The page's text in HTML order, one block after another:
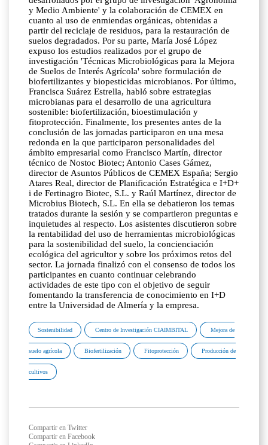
y Medio Ambiente' y la colaboración de CEMEX en
cuanto al uso de enmiendas orgánicas, obtenidas a
partir del reciclaje de residuos, para la restauración de
suelos degradados. Por su parte, María José López
expuso los estudios realizados por el grupo de
investigación 'Técnicas Microbiológicas para la Mejora
de Suelos de Interés Agrícola' sobre formulación de
biofertilizantes y biopesticidas microbianos. Por último,
Francisca Suárez Estrella, habló sobre estrategias
microbianas para el desarrollo de una agricultura
sostenible: biofertilización, bioestimulación y
fitoprotección. Finalmente, los presentes antes de la
conclusión de las jornadas participaron en una mesa
redonda en la que participaron personalidades del
ámbito empresarial como Francisco Martín, director
técnico de Nostoc Biotec; Antonio Cases Gámez,
director de Asuntos Públicos de CEMEX España; Sergio
Atares Real, director de Planificación Estratégica e I+D+
i de Fertinagro Biotec, S.L. y Raúl Martínez, director de
Microbius Biotech, S.L. En ella se debatieron los temas
tratados durante la sesión y se compartieron preguntas e
inquietudes al respecto. Los asistentes discutieron sobre
la rentabilidad del uso de herramientas microbiológicas
para la sostenibilidad del suelo, la concienciación
ecológica del agricultor y sobre los próximos retos del
sector. La jornada finalizó con el consenso de todos los
participantes en cuanto continuar celebrando
actividades de este tipo con el objetivo de seguir
fomentando la transferencia de conocimiento en I+D
entre la Universidad de Almería y la empresa.
Sostenibilidad Centro de Investigación CIAIMBITAL Mejora de
suelo agrícola Biofertilización Fitoprotección Producción de
cultivos
Compartir en Twitter
Compartir en Facebook